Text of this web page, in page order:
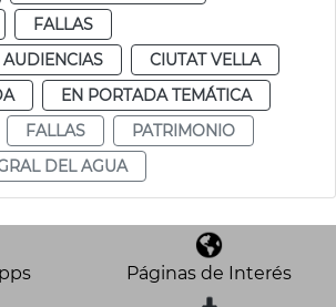
FALLAS
CIUTAT VELLA
EN PORTADA TEMÁTICA
FALLAS
PATRIMONIO
DEL AGUA
Páginas de Interés